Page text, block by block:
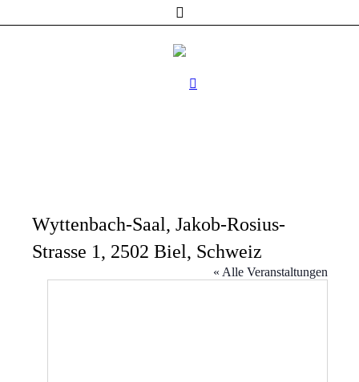
Wyttenbach-Saal, Jakob-Rosius-
Strasse 1, 2502 Biel, Schweiz
« Alle Veranstaltungen